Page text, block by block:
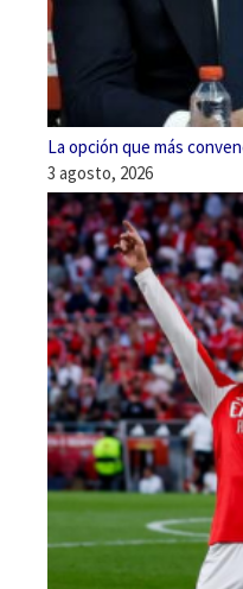
La opción que más
3 agosto, 2026